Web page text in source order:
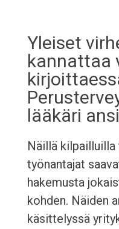
Yleiset
kannattaa
lääkäri
Näillä
työnantajat
hakemusta
kohden. Näiden
käsittelyssä